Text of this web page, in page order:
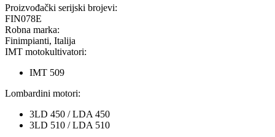
Proizvođački serijski brojevi:
FIN078E
Robna marka:
Finimpianti, Italija
IMT motokultivatori:
IMT 509
Lombardini motori:
3LD 450 / LDA 450
3LD 510 / LDA 510